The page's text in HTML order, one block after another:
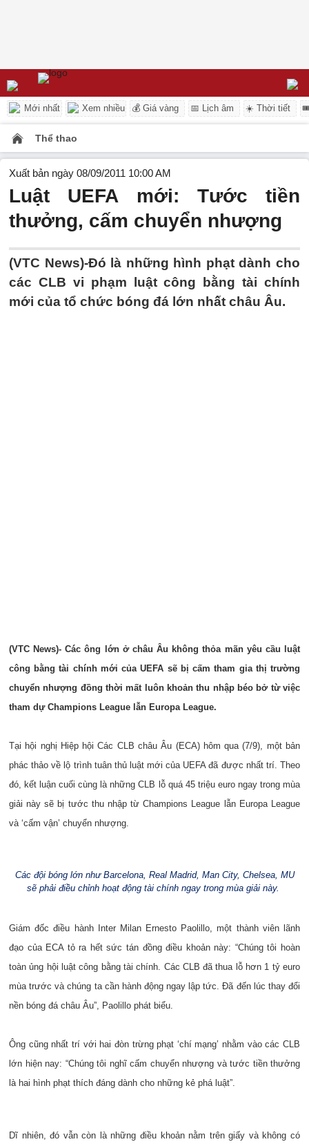
Mới nhất Xem nhiều 💰 Giá vàng 📅 Lịch âm ☀️ Thời tiết
Thể thao
Xuất bản ngày 08/09/2011 10:00 AM
Luật UEFA mới: Tước tiền
thưởng, cấm chuyển nhượng
(VTC News)-Đó là những hình phạt dành cho
các CLB vi phạm luật công bằng tài chính
mới của tổ chức bóng đá lớn nhất châu Âu.
(VTC News)- Các ông lớn ở châu Âu không thỏa mãn yêu cầu luật
công bằng tài chính mới của UEFA sẽ bị cấm tham gia thị trường
chuyển nhượng đồng thời mất luôn khoản thu nhập béo bở từ việc
tham dự Champions League lẫn Europa League.
Tại hội nghị Hiệp hội Các CLB châu Âu (ECA) hôm qua (7/9), một bản
phác thảo về lộ trình tuân thủ luật mới của UEFA đã được nhất trí. Theo
đó, kết luận cuối cùng là những CLB lỗ quá 45 triệu euro ngay trong mùa
giải này sẽ bị tước thu nhập từ Champions League lẫn Europa League
và ‘cấm vận’ chuyển nhượng.
Các đội bóng lớn như Barcelona, Real Madrid, Man City, Chelsea, MU
sẽ phải điều chỉnh hoạt động tài chính ngay trong mùa giải này.
Giám đốc điều hành Inter Milan Ernesto Paolillo, một thành viên lãnh
đạo của ECA tỏ ra hết sức tán đồng điều khoản này: “Chúng tôi hoàn
toàn ủng hội luật công bằng tài chính. Các CLB đã thua lỗ hơn 1 tỷ euro
mùa trước và chúng ta cần hành động ngay lập tức. Đã đến lúc thay đổi
nền bóng đá châu Âu”, Paolillo phát biểu.
Ông cũng nhất trí với hai đòn trừng phạt ‘chí mạng’ nhằm vào các CLB
lớn hiện nay: “Chúng tôi nghĩ cấm chuyển nhượng và tước tiền thưởng
là hai hình phạt thích đáng dành cho những kẻ phá luật”.
Dĩ nhiên, đó vẫn còn là những điều khoản nằm trên giấy và không có